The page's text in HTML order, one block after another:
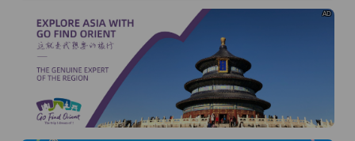
AD
aller voir